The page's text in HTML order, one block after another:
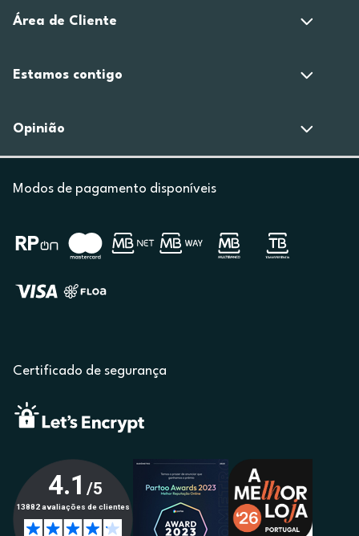
Área de Cliente
Estamos contigo
Opinião
Modos de pagamento disponíveis
Certificado de segurança